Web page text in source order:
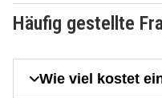
Häufig gestellte
Wie viel kostet